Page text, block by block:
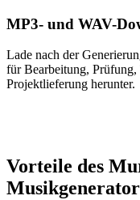
MP3- und WAV-
Lade nach der
für Bearbeitung,
Projektlieferung herunter.
Vorteile des
Musikgenerator